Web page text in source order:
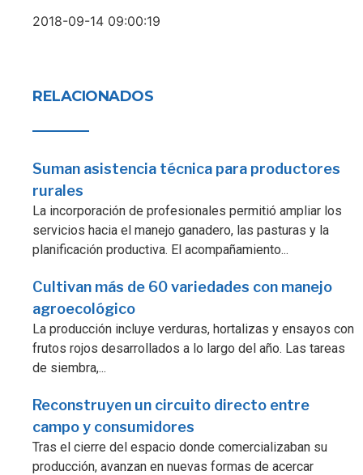
2018-09-14 09:00:19
RELACIONADOS
Suman asistencia técnica para productores
rurales
La incorporación de profesionales permitió ampliar los
servicios hacia el manejo ganadero, las pasturas y la
planificación productiva. El acompañamiento...
Cultivan más de 60 variedades con manejo
agroecológico
La producción incluye verduras, hortalizas y ensayos con
frutos rojos desarrollados a lo largo del año. Las tareas
de siembra,...
Reconstruyen un circuito directo entre
campo y consumidores
Tras el cierre del espacio donde comercializaban su
producción, avanzan en nuevas formas de acercar